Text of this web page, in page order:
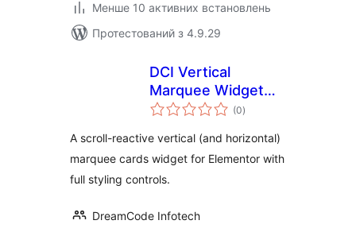
Менше 10 активних встановлень
Протестований з 4.9.29
DCI Vertical
Marquee Widget
for Elementor
(0загальний
рейтинг
)
A scroll-reactive vertical (and horizontal)
marquee cards widget for Elementor with
full styling controls.
DreamCode Infotech